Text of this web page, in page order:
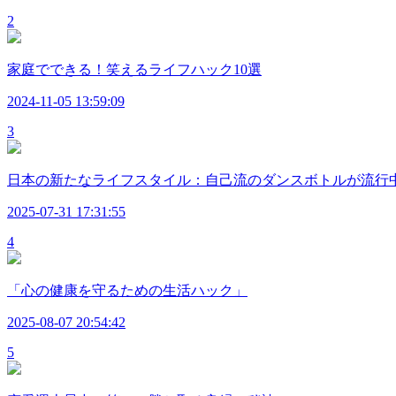
2
家庭でできる！笑えるライフハック10選
2024-11-05 13:59:09
3
日本の新たなライフスタイル：自己流のダンスボトルが流行
2025-07-31 17:31:55
4
「心の健康を守るための生活ハック」
2025-08-07 20:54:42
5